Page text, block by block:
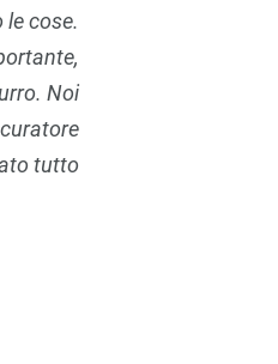
cose.
Noi
tutto